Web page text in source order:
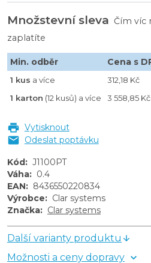
Množstevní sleva Čím víc
zaplatíte
Min. odběr Cena s
1 kus a více 312,18 Kč
1 karton (12 kusů) a více 3 558,85 Kč
Vytisknout
Odeslat poptávku
Kód: J1100PT
Váha: 0.4
EAN: 8436550220834
Výrobce: Clar systems
Značka: Clar systems
Další varianty produktu
Možnosti a ceny dopravy